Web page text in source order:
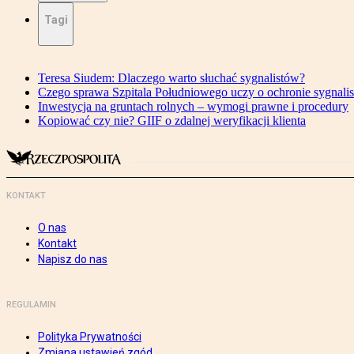
Tagi
Teresa Siudem: Dlaczego warto słuchać sygnalistów?
Czego sprawa Szpitala Południowego uczy o ochronie
Inwestycja na gruntach rolnych – wymogi prawne i procedury
Kopiować czy nie? GIIF o zdalnej weryfikacji klienta
KONTAKT
O nas
Kontakt
Napisz do nas
REGULAMIN
Polityka Prywatności